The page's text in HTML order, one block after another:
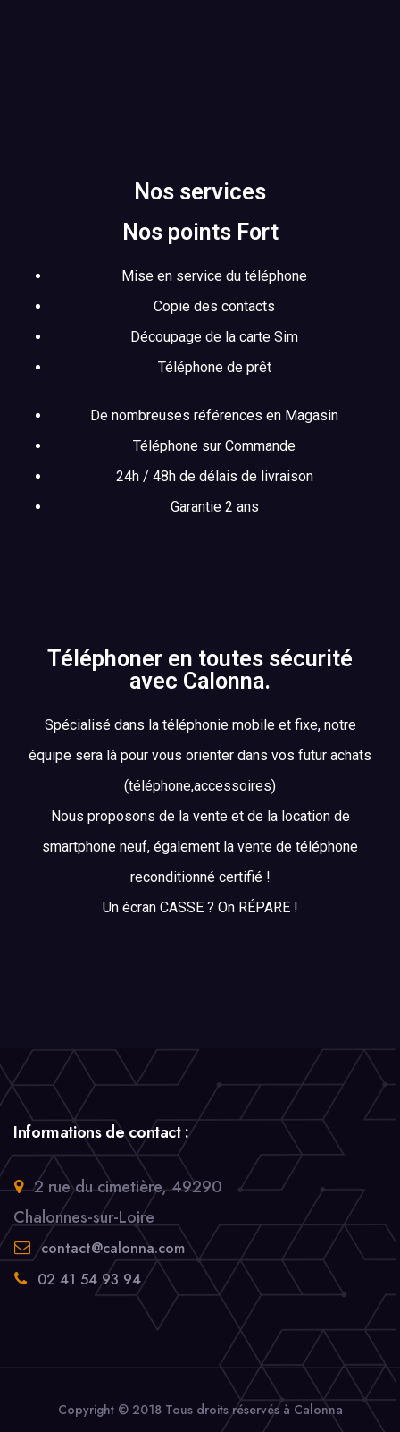
Nos services
Nos points Fort
Mise en service du téléphone
Copie des contacts
Découpage de la carte Sim
Téléphone de prêt
De nombreuses références en Magasin
Téléphone sur Commande
24h / 48h de délais de livraison
Garantie 2 ans
Téléphoner en toutes sécurité
avec Calonna.
Spécialisé dans la téléphonie mobile et fixe, notre
équipe sera là pour vous orienter dans vos futur achats
(téléphone,accessoires)
Nous proposons de la vente et de la location de
smartphone neuf, également la vente de téléphone
reconditionné certifié !
Un écran CASSE ? On RÉPARE !
Informations de contact :
2 rue du cimetière, 49290
Chalonnes-sur-Loire
contact@calonna.com
02 41 54 93 94
Copyright © 2018 Tous droits réservés à Calonna